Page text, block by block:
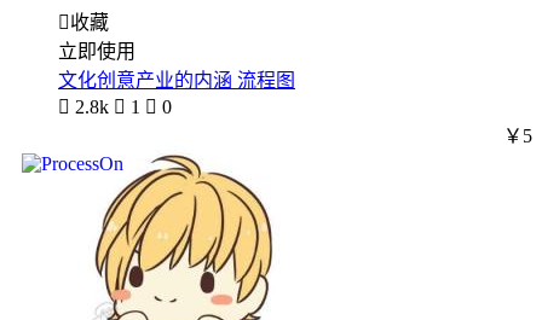
收藏
立即使用
文化创意产业的内涵 流程图
 2.8k  1  0
￥5